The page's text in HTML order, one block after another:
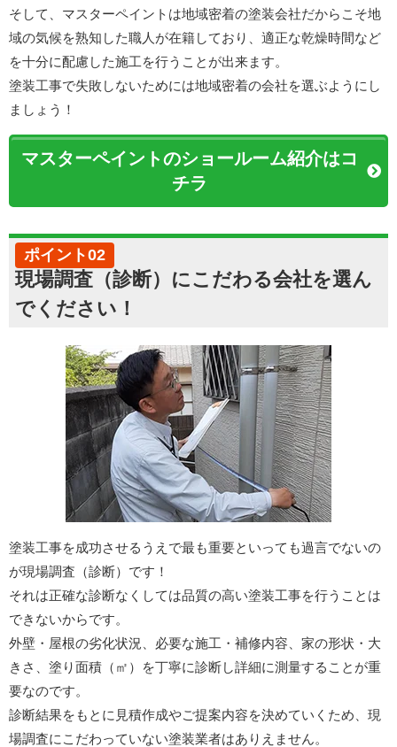
そして、マスターペイントは地域密着の塗装会社だからこそ地
域の気候を熟知した職人が在籍しており、適正な乾燥時間など
を十分に配慮した施工を行うことが出来ます。
塗装工事で失敗しないためには地域密着の会社を選ぶようにし
ましょう！
マスターペイントのショールーム紹介はコ
チラ
ポイント02
現場調査（診断）にこだわる会社を選ん
でください！
塗装工事を成功させるうえで最も重要といっても過言でないの
が現場調査（診断）です！
それは正確な診断なくしては品質の高い塗装工事を行うことは
できないからです。
外壁・屋根の劣化状況、必要な施工・補修内容、家の形状・大
きさ、塗り面積（㎡）を丁寧に診断し詳細に測量することが重
要なのです。
診断結果をもとに見積作成やご提案内容を決めていくため、現
場調査にこだわっていない塗装業者はありえません。